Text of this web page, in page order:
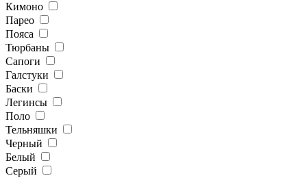
Кимоно
Парео
Пояса
Тюрбаны
Сапоги
Галстуки
Баски
Легинсы
Поло
Тельняшки
Черный
Белый
Серый